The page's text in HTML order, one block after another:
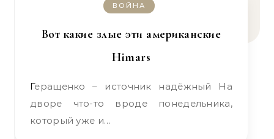
ВОЙНА
Вот какие злые эти американские
Himars
Геращенко – источник надёжный На
дворе что-то вроде понедельника,
который уже и…